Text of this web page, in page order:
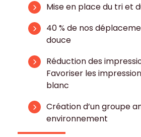
Mise en place du tri et
40 % de nos
douce
Réduction des
Favoriser les
blanc
Création d’un groupe
environnement